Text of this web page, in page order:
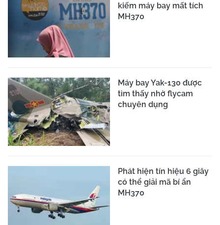
kiếm máy bay mất tích
MH370
Máy bay Yak-130 được
tìm thấy nhờ flycam
chuyên dụng
Phát hiện tín hiệu 6 giây
có thể giải mã bí ẩn
MH370